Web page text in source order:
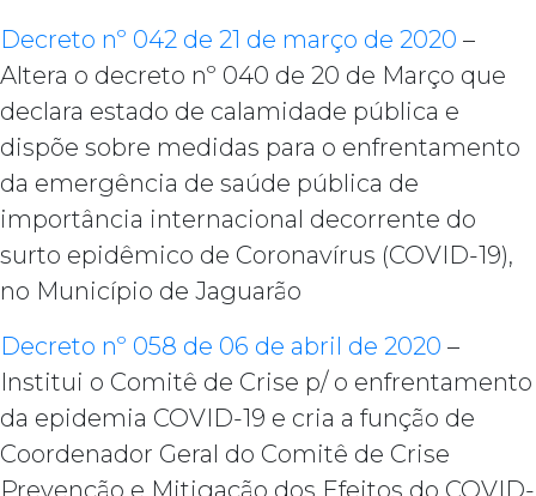
Decreto nº 042 de 21 de março de 2020 –
Altera o decreto nº 040 de 20 de Março que
declara estado de calamidade pública e
dispõe sobre medidas para o enfrentamento
da emergência de saúde pública de
importância internacional decorrente do
surto epidêmico de Coronavírus (COVID-19),
no Município de Jaguarão
Decreto nº 058 de 06 de abril de 2020 –
Institui o Comitê de Crise p/ o enfrentamento
da epidemia COVID-19 e cria a função de
Coordenador Geral do Comitê de Crise
Prevenção e Mitigação dos Efeitos do COVID-